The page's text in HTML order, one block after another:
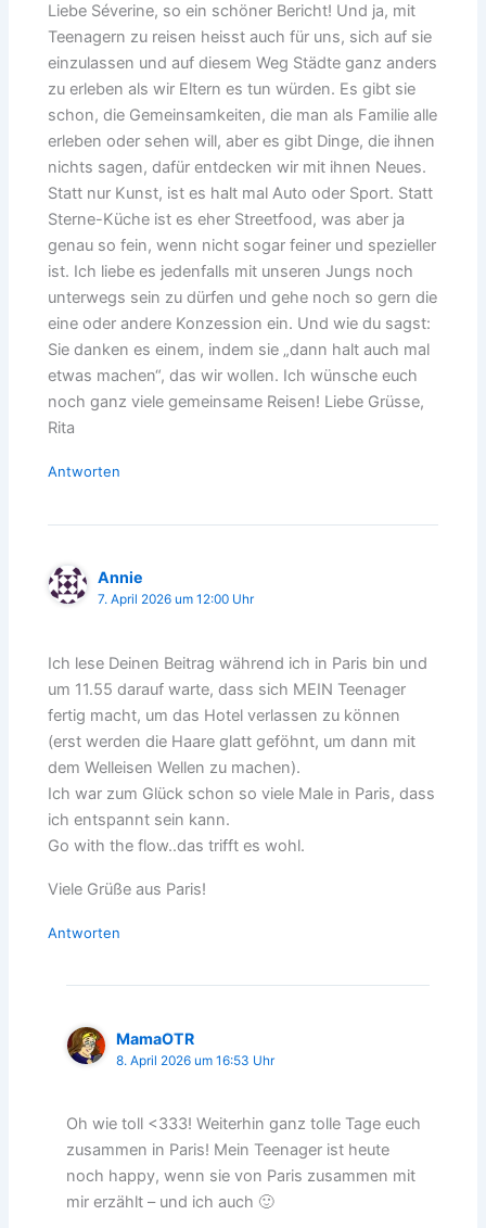
Liebe Séverine, so ein schöner Bericht! Und ja, mit
Teenagern zu reisen heisst auch für uns, sich auf sie
einzulassen und auf diesem Weg Städte ganz anders
zu erleben als wir Eltern es tun würden. Es gibt sie
schon, die Gemeinsamkeiten, die man als Familie alle
erleben oder sehen will, aber es gibt Dinge, die ihnen
nichts sagen, dafür entdecken wir mit ihnen Neues.
Statt nur Kunst, ist es halt mal Auto oder Sport. Statt
Sterne-Küche ist es eher Streetfood, was aber ja
genau so fein, wenn nicht sogar feiner und spezieller
ist. Ich liebe es jedenfalls mit unseren Jungs noch
unterwegs sein zu dürfen und gehe noch so gern die
eine oder andere Konzession ein. Und wie du sagst:
Sie danken es einem, indem sie „dann halt auch mal
etwas machen“, das wir wollen. Ich wünsche euch
noch ganz viele gemeinsame Reisen! Liebe Grüsse,
Rita
Antworten
Annie
7. April 2026 um 12:00 Uhr
Ich lese Deinen Beitrag während ich in Paris bin und
um 11.55 darauf warte, dass sich MEIN Teenager
fertig macht, um das Hotel verlassen zu können
(erst werden die Haare glatt geföhnt, um dann mit
dem Welleisen Wellen zu machen).
Ich war zum Glück schon so viele Male in Paris, dass
ich entspannt sein kann.
Go with the flow..das trifft es wohl.
Viele Grüße aus Paris!
Antworten
MamaOTR
8. April 2026 um 16:53 Uhr
Oh wie toll <333! Weiterhin ganz tolle Tage euch
zusammen in Paris! Mein Teenager ist heute
noch happy, wenn sie von Paris zusammen mit
mir erzählt – und ich auch 🙂